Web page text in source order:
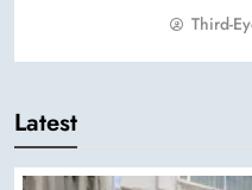
Third-
Latest